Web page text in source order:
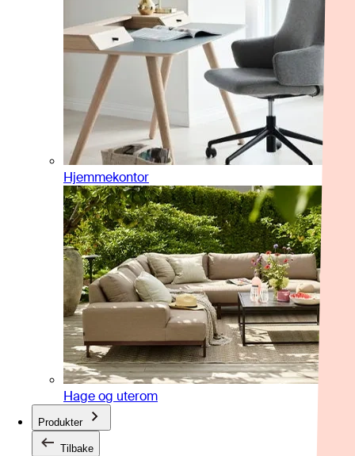
Hjemmekontor
Hage og uterom
Produkter
Tilbake